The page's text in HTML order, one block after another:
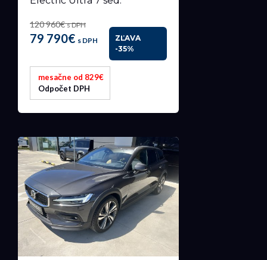
120 960€s DPH
79 790€ s DPH
ZĽAVA
-35%
mesačne od 829€
Odpočet DPH